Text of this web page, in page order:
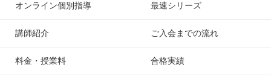
オンライン個別指導 最速シリーズ
講師紹介 ご入会までの流れ
料金・授業料 合格実績